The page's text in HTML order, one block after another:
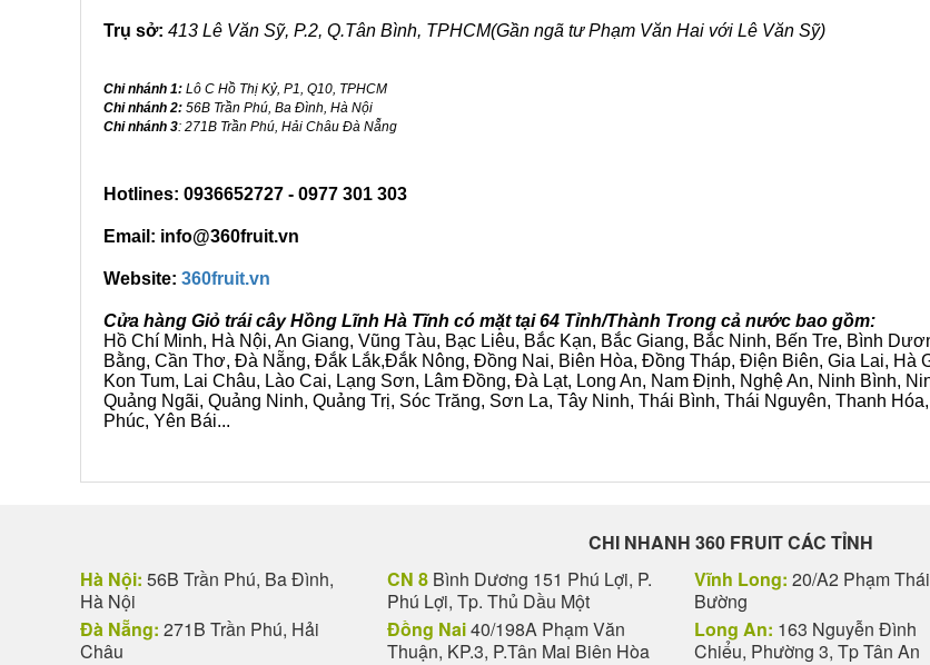
Trụ sở: 413 Lê Văn Sỹ, P.2, Q.Tân Bình, TPHCM(Gần ngã tư Phạm Văn Hai với Lê Văn Sỹ)
Chi nhánh 1: Lô C Hồ Thị Kỷ, P1, Q10, TPHCM
Chi nhánh 2: 56B Trần Phú, Ba Đình, Hà Nội
Chi nhánh 3: 271B Trần Phú, Hải Châu Đà Nẵng
Hotlines: 0936652727 - 0977 301 303
Email: info@360fruit.vn
Website: 360fruit.vn
Cửa hàng Giỏ trái cây Hồng Lĩnh Hà Tĩnh có mặt tại 64 Tỉnh/Thành Trong cả nước bao gồm:
Hồ Chí Minh, Hà Nội, An Giang, Vũng Tàu, Bạc Liêu, Bắc Kạn, Bắc Giang, Bắc Ninh, Bến Tre, Bình
Bằng, Cần Thơ, Đà Nẵng, Đắk Lắk,Đắk Nông, Đồng Nai, Biên Hòa, Đồng Tháp, Điện Biên, Gia Lai, Hà
Kon Tum, Lai Châu, Lào Cai, Lạng Sơn, Lâm Đồng, Đà Lạt, Long An, Nam Định, Nghệ An, Ninh Bình,
Quảng Ngãi, Quảng Ninh, Quảng Trị, Sóc Trăng, Sơn La, Tây Ninh, Thái Bình, Thái Nguyên, Thanh
Phúc, Yên Bái...
CHI NHANH 360 FRUIT CÁC TỈNH
Hà Nội: 56B Trần Phú, Ba Đình,
Hà Nội
Đà Nẵng: 271B Trần Phú, Hải
Châu
CN 8 Bình Dương 151 Phú Lợi, P.
Phú Lợi, Tp. Thủ Dầu Một
Đồng Nai40/198A Phạm Văn
Thuận, KP.3, P.Tân Mai Biên Hòa
Vĩnh Long: 20/A2 Phạm Thái
Bường
Long An: 163 Nguyễn Đình
Chiểu, Phường 3, Tp Tân An